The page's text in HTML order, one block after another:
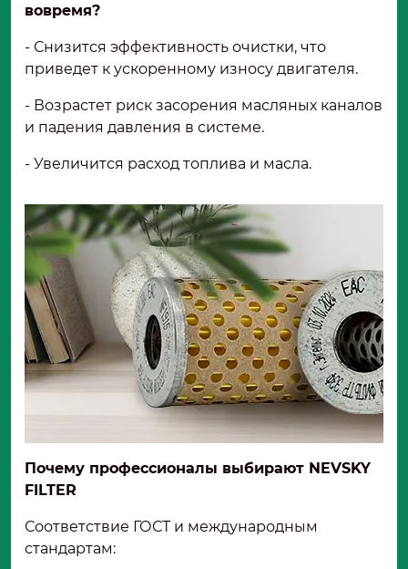
вовремя?
- Снизится эффективность очистки, что
приведет к ускоренному износу двигателя.
- Возрастет риск засорения масляных каналов
и падения давления в системе.
- Увеличится расход топлива и масла.
Почему профессионалы выбирают NEVSKY
FILTER
Соответствие ГОСТ и международным
стандартам: